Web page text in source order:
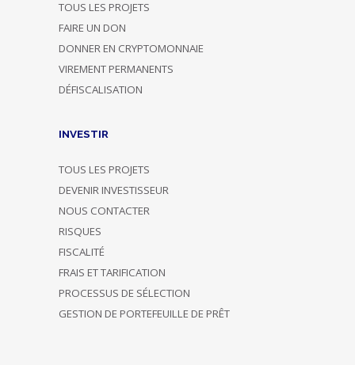
TOUS LES PROJETS
FAIRE UN DON
DONNER EN CRYPTOMONNAIE
VIREMENT PERMANENTS
DÉFISCALISATION
INVESTIR
TOUS LES PROJETS
DEVENIR INVESTISSEUR
NOUS CONTACTER
RISQUES
FISCALITÉ
FRAIS ET TARIFICATION
PROCESSUS DE SÉLECTION
GESTION DE PORTEFEUILLE DE PRÊT